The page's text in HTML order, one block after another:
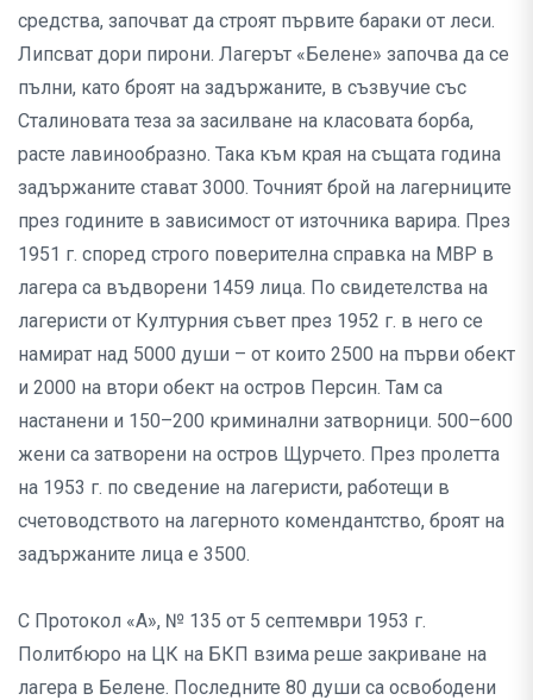
средства, започват да строят първите бараки от леси.
Липсват дори пирони. Лагерът «Белене» започва да се
пълни, като броят на задържаните, в съзвучие със
Сталиновата теза за засилване на класовата борба,
расте лавинообразно. Така към края на същата година
задържаните стават 3000. Точният брой на лагерниците
през годините в зависимост от източника варира. През
1951 г. според строго поверителна справка на МВР в
лагера са въдворени 1459 лица. По свидетелства на
лагеристи от Културния съвет през 1952 г. в него се
намират над 5000 души – от които 2500 на първи обект
и 2000 на втори обект на остров Персин. Там са
настанени и 150–200 криминални затворници. 500–600
жени са затворени на остров Щурчето. През пролетта
на 1953 г. по сведение на лагеристи, работещи в
счетоводството на лагерното комендантство, броят на
задържаните лица е 3500.
С Протокол «А», № 135 от 5 септември 1953 г.
Политбюро на ЦК на БКП взима реше закриване на
лагера в Белене. Последните 80 души са освободени